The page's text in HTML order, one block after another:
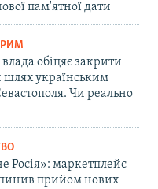
пам'ятної дати
влада обіцяє закрити
шлях українським
Чи реально
Росія»: маркетплейс
прийом нових